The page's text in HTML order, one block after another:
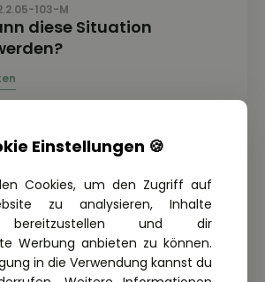
103-M
diese Situation
Einstellungen 🍪
Cookies, um den Zugriff auf
zu analysieren, Inhalte
bereitzustellen und dir
Werbung anbieten zu können.
in die Verwendung kannst du